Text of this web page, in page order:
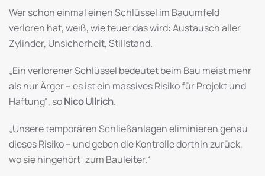
Wer schon einmal einen Schlüssel im Bauumfeld
verloren hat, weiß, wie teuer das wird: Austausch aller
Zylinder, Unsicherheit, Stillstand.
„Ein verlorener Schlüssel bedeutet beim Bau meist mehr
als nur Ärger – es ist ein massives Risiko für Projekt und
Haftung“, soNico Ullrich.
„Unsere temporären Schließanlagen eliminieren genau
dieses Risiko – und geben die Kontrolle dorthin zurück,
wo sie hingehört: zum Bauleiter.“